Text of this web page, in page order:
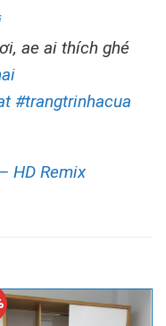
ae ai thích ghé
#trangtrinhacua
HD Remix